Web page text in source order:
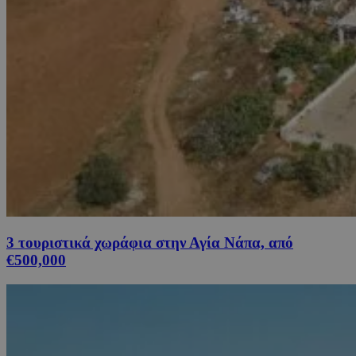
3 τουριστικά χωράφια στην Αγία Νάπα, από
€500,000